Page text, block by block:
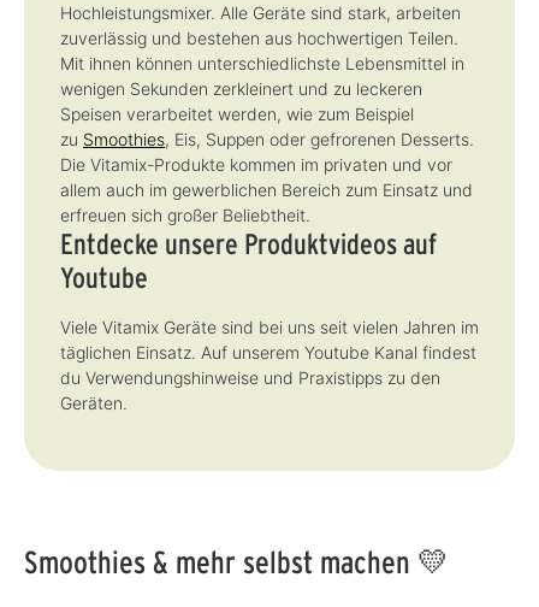
Hochleistungsmixer. Alle Geräte sind stark, arbeiten
zuverlässig und bestehen aus hochwertigen Teilen.
Mit ihnen können unterschiedlichste Lebensmittel in
wenigen Sekunden zerkleinert und zu leckeren
Speisen verarbeitet werden, wie zum Beispiel
zu Smoothies, Eis, Suppen oder gefrorenen Desserts.
Die Vitamix-Produkte kommen im privaten und vor
allem auch im gewerblichen Bereich zum Einsatz und
erfreuen sich großer Beliebtheit.
Entdecke unsere Produktvideos auf
Youtube
Viele Vitamix Geräte sind bei uns seit vielen Jahren im
täglichen Einsatz. Auf unserem Youtube Kanal findest
du Verwendungshinweise und Praxistipps zu den
Geräten.
Smoothies & mehr selbst machen 💛